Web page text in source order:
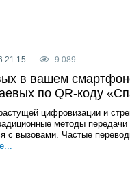
21:15 9 089
в вашем
по QR-коду
цифровизации и
методы передачи
с вызовами. Частые